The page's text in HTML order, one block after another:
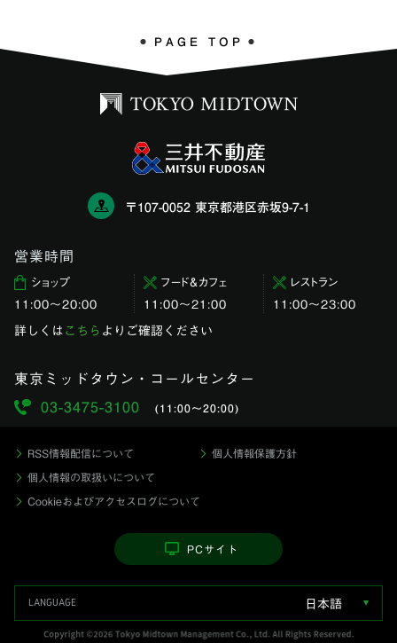
PAGE TOP
〒107-0052 東京都港区赤坂9-7-1
営業時間
ショップ
11:00〜20:00
フード＆カフェ
11:00～21:00
レストラン
11:00〜23:00
詳しくは こちら よりご確認ください
東京ミッドタウン・コールセンター
03-3475-3100
(11:00〜20:00)
RSS情報配信について 個人情報保護方針
個人情報の取扱いについて
Cookieおよびアクセスログについて
PCサイト
日本語